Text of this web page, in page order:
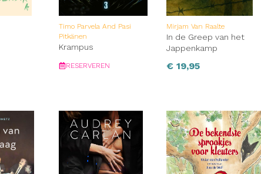
Timo Parvela And Pasi
Pitkänen
Krampus
RESERVEREN
Mirjam Van Raalte
In de Greep van het
Jappenkamp
€19,95